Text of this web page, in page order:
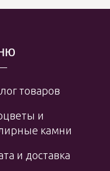
товаров
и
камни
и доставка